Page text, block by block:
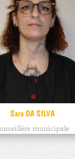
Sara DA SILVA
municipale